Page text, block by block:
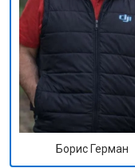
Борис Герман